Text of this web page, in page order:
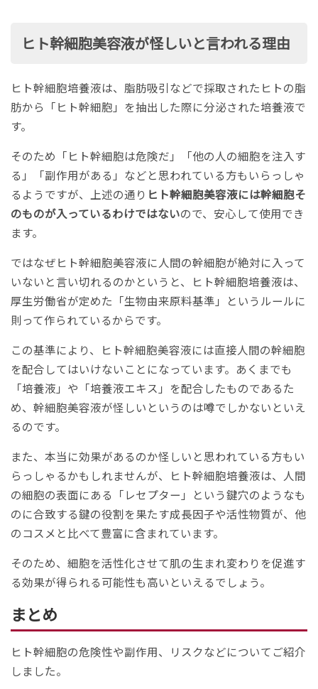
ヒト幹細胞美容液が怪しいと言われる理由
ヒト幹細胞培養液は、脂肪吸引などで採取されたヒトの脂
肪から「ヒト幹細胞」を抽出した際に分泌された培養液で
す。
そのため「ヒト幹細胞は危険だ」「他の人の細胞を注入す
る」「副作用がある」などと思われている方もいらっしゃ
るようですが、上述の通り ヒト幹細胞美容液には幹細胞そ
のものが入っているわけではないので、安心して使用でき
ます。
ではなぜヒト幹細胞美容液に人間の幹細胞が絶対に入って
いないと言い切れるのかというと、ヒト幹細胞培養液は、
厚生労働省が定めた「生物由来原料基準」というルールに
則って作られているからです。
この基準により、ヒト幹細胞美容液には直接人間の幹細胞
を配合してはいけないことになっています。あくまでも
「培養液」や「培養液エキス」を配合したものであるた
め、幹細胞美容液が怪しいというのは噂でしかないといえ
るのです。
また、本当に効果があるのか怪しいと思われている方もい
らっしゃるかもしれませんが、ヒト幹細胞培養液は、人間
の細胞の表面にある「レセプター」という鍵穴のようなも
のに合致する鍵の役割を果たす成長因子や活性物質が、他
のコスメと比べて豊富に含まれています。
そのため、細胞を活性化させて肌の生まれ変わりを促進す
る効果が得られる可能性も高いといえるでしょう。
まとめ
ヒト幹細胞の危険性や副作用、リスクなどについてご紹介
しました。